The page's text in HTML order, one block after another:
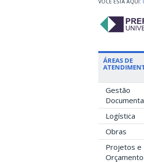
ÁREAS DE
Gestão
Logística
Obras
Projetos e